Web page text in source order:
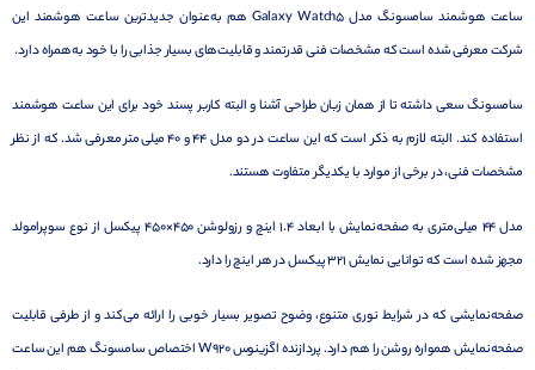
ساعت هوشمند سامسونگ مدل Galaxy Watch5 هم به‌عنوان جدید‌ترین ساعت هوشمند این
شرکت معرفی شده است که مشخصات فنی قدرتمند و قابلیت‌های بسیار جذابی را با خود به‌همراه دارد.
سامسونگ سعی داشته تا از همان زبان طراحی آشنا و البته کاربر پسند خود برای این ساعت هوشمند
استفاده کند. البته لازم به ذکر است که این ساعت در دو مدل 44 و 40 میلی‌متر معرفی شد. که از نظر
مشخصات فنی، در برخی از موارد با یکدیگر متفاوت هستند.
مدل 44 میلی‌متری به صفحه‌نمایش با ابعاد 1.4 اینچ و رزولوشن 450×450 پیکسل از نوع سوپرامولد
مجهز شده است که توانایی نمایش 321 پیکسل در هر اینچ را دارد.
صفحه‌نمایشی که در شرایط نوری متنوع، وضوح تصویر بسیار خوبی را ارائه می‌کند و از طرفی قابلیت
صفحه‌نمایش همواره روشن را هم دارد. پردازنده اگزینوس W920 اختصاص سامسونگ هم این ساعت